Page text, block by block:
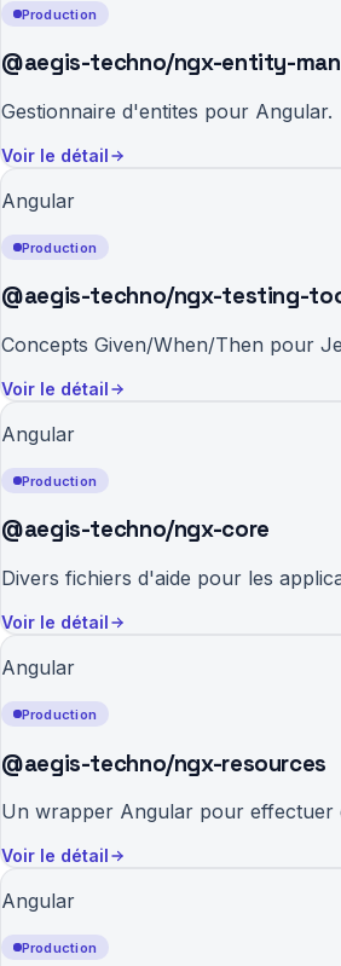
Production
@aegis-techno/ngx-entity-
Gestionnaire d'entites pour Angular.
Voir le détail
Angular
Production
@aegis-techno/ngx-testing-
Concepts Given/When/Then pour
Voir le détail
Angular
Production
@aegis-techno/ngx-core
Divers fichiers d'aide pour les
Voir le détail
Angular
Production
@aegis-techno/ngx-resources
Un wrapper Angular pour effectuer
Voir le détail
Angular
Production